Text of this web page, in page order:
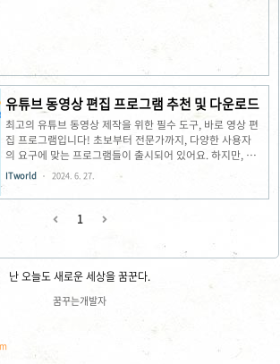
유튜브 동영상 편집 프로그램 추천 및 다운로드
최고의 유튜브 동영상 제작을 위한 필수 도구, 바로 영상 편
집 프로그램입니다! 초보부터 전문가까지, 다양한 사용자
의 요구에 맞는 프로그램들이 출시되어 있어요. 하지만, 어
떤 프로그램을 선택해야 할지 고민이 많으시죠? 걱정하지 마
세요! 오늘은 여러분에게 딱 맞는 유튜브 동영상 편집 프로
그램을 찾도록 도와드리겠습니다.인기 프로그램 비교 및 특
징 분석프로그램장점단점가격필모라 Wondershare
릿, 모바일 앱 제공무료 버전에는 로고 워터마크, 기능 제한
무료, 유료 ($59.99/연간)모바비 비디오 에디터 플러스 10
간편한 사용법, 저렴한 가격, 화면 녹화 기능무료 버전에는
광고, 기능 제한무료, 유료 ($39.99/영구 라이선스)어도비
ITworld 2024. 6. 27.
1
난 오늘도 새로운 세상을 꿈꾼다.
꿈꾸는개발자